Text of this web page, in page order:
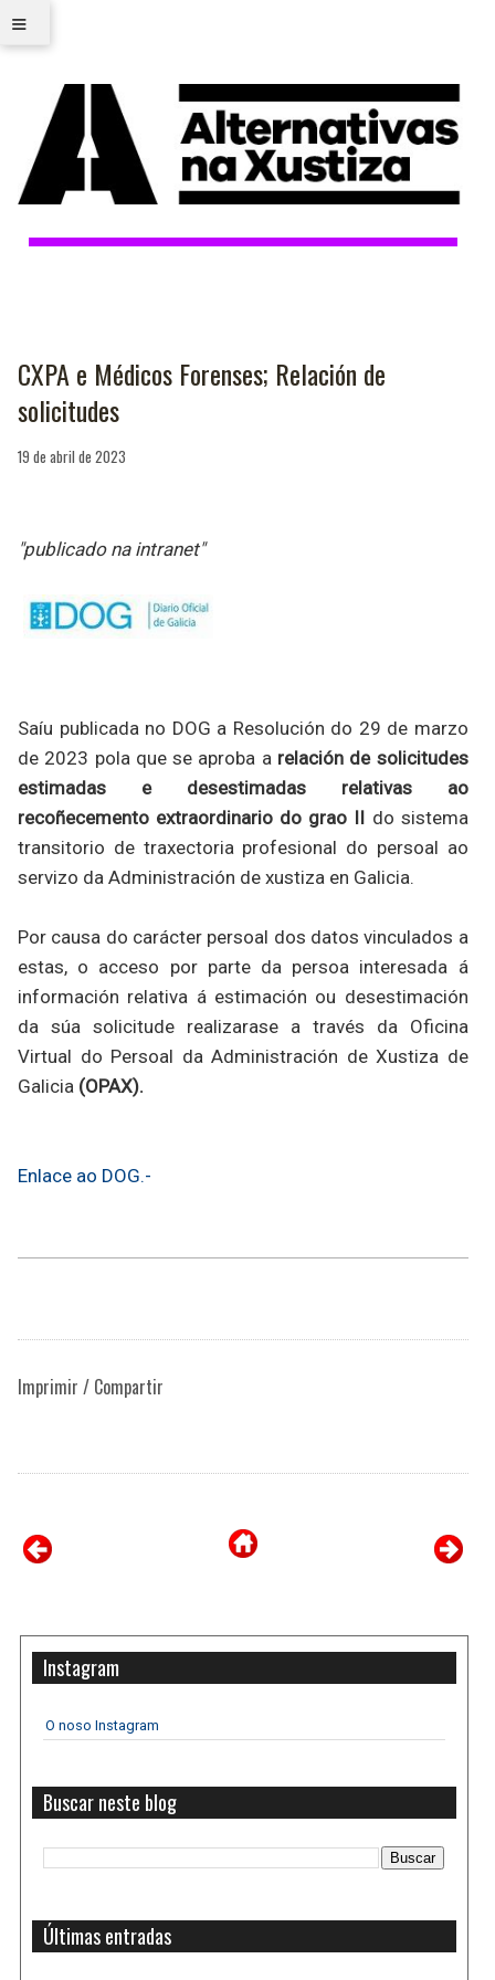
≡
CXPA e Médicos Forenses; Relación de
solicitudes
19 de abril de 2023
"publicado na intranet"
Saíu publicada no DOG a Resolución do 29 de marzo
de 2023 pola que se aproba a relación de solicitudes
estimadas e desestimadas relativas ao
recoñecemento extraordinario do grao II do sistema
transitorio de traxectoria profesional do persoal ao
servizo da Administración de xustiza en Galicia.
Por causa do carácter persoal dos datos vinculados a
estas, o acceso por parte da persoa interesada á
información relativa á estimación ou desestimación
da súa solicitude realizarase a través da Oficina
Virtual do Persoal da Administración de Xustiza de
Galicia (OPAX).
Enlace ao DOG.-
Imprimir / Compartir
Instagram
O noso Instagram
Buscar neste blog
Últimas entradas